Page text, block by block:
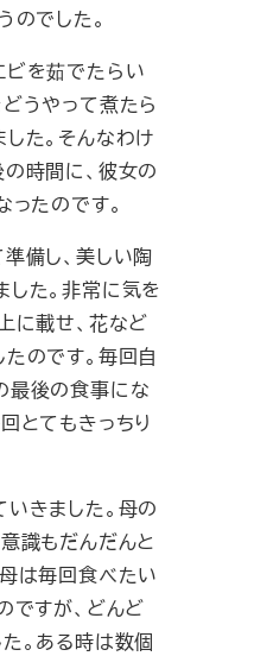
のでした。
ビを茹でたらい
うやって煮たら
た。そんなわけ
時間に、彼女の
ったのです。
備し、美しい陶
た。非常に気を
に載せ、花など
のです。毎回自
最後の食事にな
とてもきっちり
きました。母の
識もだんだんと
は毎回食べたい
ですが、どんど
。ある時は数個